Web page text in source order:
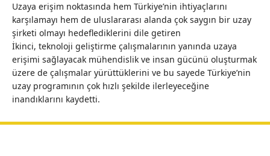
Uzaya erişim noktasında hem Türkiye’nin ihtiyaçlarını
karşılamayı hem de uluslararası alanda çok saygın bir uzay
şirketi olmayı hedeflediklerini dile getiren
İkinci, teknoloji geliştirme çalışmalarının yanında uzaya
erişimi sağlayacak mühendislik ve insan gücünü oluşturmak
üzere de çalışmalar yürüttüklerini ve bu sayede Türkiye’nin
uzay programının çok hızlı şekilde ilerleyeceğine
inandıklarını kaydetti.